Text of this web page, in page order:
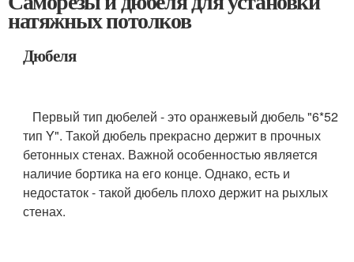
натяжных потолков
Дюбеля
Первый тип дюбелей - это оранжевый дюбель "6*52
тип Y". Такой дюбель прекрасно держит в прочных
бетонных стенах. Важной особенностью является
наличие бортика на его конце. Однако, есть и
недостаток - такой дюбель плохо держит на рыхлых
стенах.